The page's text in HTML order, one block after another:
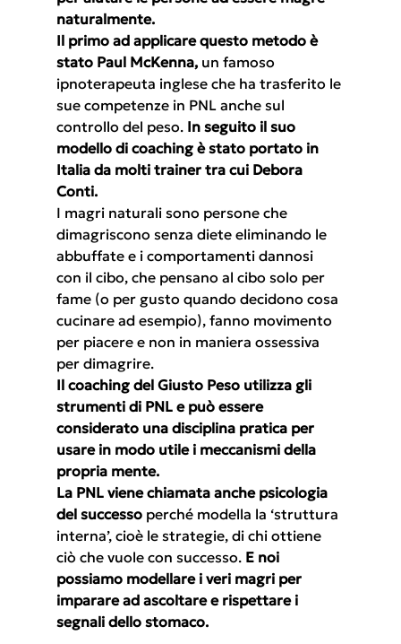
naturalmente.
Il primo ad applicare questo metodo è
stato Paul McKenna, un famoso
ipnoterapeuta inglese che ha trasferito le
sue competenze in PNL anche sul
controllo del peso. In seguito il suo
modello di coaching è stato portato in
Italia da molti trainer tra cui Debora
Conti.
I magri naturali sono persone che
dimagriscono senza diete eliminando le
abbuffate e i comportamenti dannosi
con il cibo, che pensano al cibo solo per
fame (o per gusto quando decidono cosa
cucinare ad esempio), fanno movimento
per piacere e non in maniera ossessiva
per dimagrire.
Il coaching del Giusto Peso utilizza gli
strumenti di PNL e può essere
considerato una disciplina pratica per
usare in modo utile i meccanismi della
propria mente.
La PNL viene chiamata anche psicologia
del successo perché modella la ‘struttura
interna’, cioè le strategie, di chi ottiene
ciò che vuole con successo. E noi
possiamo modellare i veri magri per
imparare ad ascoltare e rispettare i
segnali dello stomaco.